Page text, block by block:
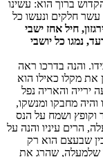
ברוך הוא: עשינו
חלקים ונעשו כל
חיל אחז ישבי
נמגו כל יושבי
והנה בדרכו ראה
את מקלו כאילו הוא
ירייה והאריה נפל
מחבקו ומנשקו,
וקופץ ושמח על הנס
הרים עיניו והנה על
שבעצם הוא רק
שלמעלה, שהרג את